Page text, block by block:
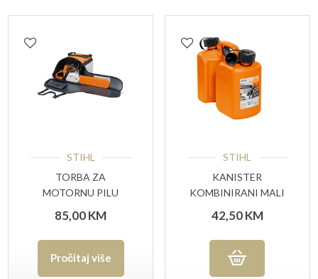
STIHL
TORBA ZA
MOTORNU PILU
STIHL
85,00KM
Pročitaj više
STIHL
KANISTER
KOMBINIRANI MALI
42,50KM